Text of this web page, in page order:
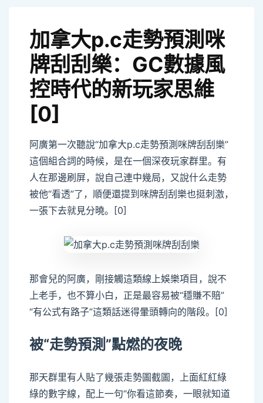
加拿大p.c走勢預測咪
牌刮刮樂：GC數據風
控時代的新玩家思維
[0]
阿廣第一次聽說“加拿大p.c走勢預測咪牌刮刮樂”
這個組合詞的時候，是在一個深夜玩家群里。有
人在那邊刷屏，說自己連中幾局，又說什么走勢
被他“看透”了，順便還提到咪牌刮刮樂也挺刺激，
一張下去就見分曉。[0]
那會兒的阿廣，剛接觸這類線上娛樂項目，說不
上老手，也不算小白，正是最容易被“穩賺不賠”
“有公式有路子”這類話迷得暈頭轉向的階段。[0]
被“走勢預測”點燃的夜晚
那天群里有人貼了幾張走勢圖截圖，上面紅紅綠
綠的數字線，配上一句“你看這節奏，一眼就知道